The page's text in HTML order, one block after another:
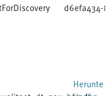
d6efa434-
Herunte